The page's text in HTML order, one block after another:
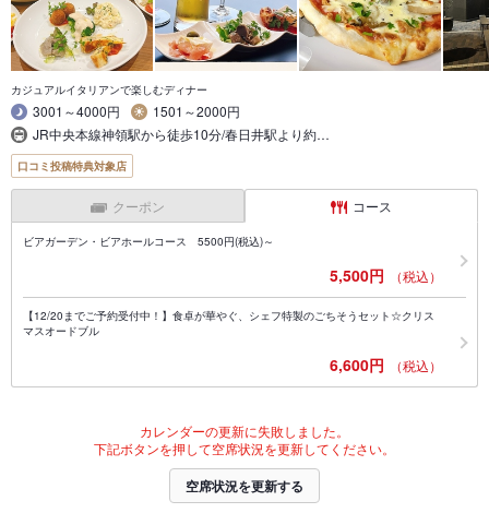
カジュアルイタリアンで楽しむディナー
3001～4000円
1501～2000円
JR中央本線神領駅から徒歩10分/春日井駅より約…
口コミ投稿特典対象店
クーポン コース
ビアガーデン・ビアホールコース 5500円(税込)～
5,500円 （税込）
【12/20までご予約受付中！】食卓が華やぐ、シェフ特製のごちそうセット☆クリス
マスオードブル
6,600円 （税込）
カレンダーの更新に失敗しました。
下記ボタンを押して空席状況を更新してください。
空席状況を更新する